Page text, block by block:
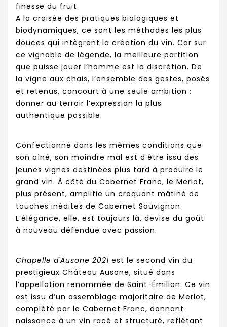
finesse du fruit.
A la croisée des pratiques biologiques et
biodynamiques, ce sont les méthodes les plus
douces qui intègrent la création du vin. Car sur
ce vignoble de légende, la meilleure partition
que puisse jouer l’homme est la discrétion. De
la vigne aux chais, l’ensemble des gestes, posés
et retenus, concourt à une seule ambition :
donner au terroir l’expression la plus
authentique possible.
Confectionné dans les mêmes conditions que
son aîné, son moindre mal est d’être issu des
jeunes vignes destinées plus tard à produire le
grand vin. À côté du Cabernet Franc, le Merlot,
plus présent, amplifie un croquant mâtiné de
touches inédites de Cabernet Sauvignon.
L’élégance, elle, est toujours là, devise du goût
à nouveau défendue avec passion.
Chapelle d'Ausone 2021 est le second vin du
prestigieux Château Ausone, situé dans
l’appellation renommée de Saint-Émilion. Ce vin
est issu d’un assemblage majoritaire de Merlot,
complété par le Cabernet Franc, donnant
naissance à un vin racé et structuré, reflétant